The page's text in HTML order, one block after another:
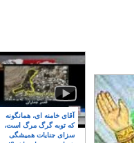
آقای خامنه ای، همانگونه
که توبه گرگ مرگ است،
سزای جنایات همیشگی